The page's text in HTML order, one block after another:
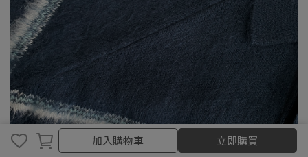
加入購物車
加入購物車 立即購買